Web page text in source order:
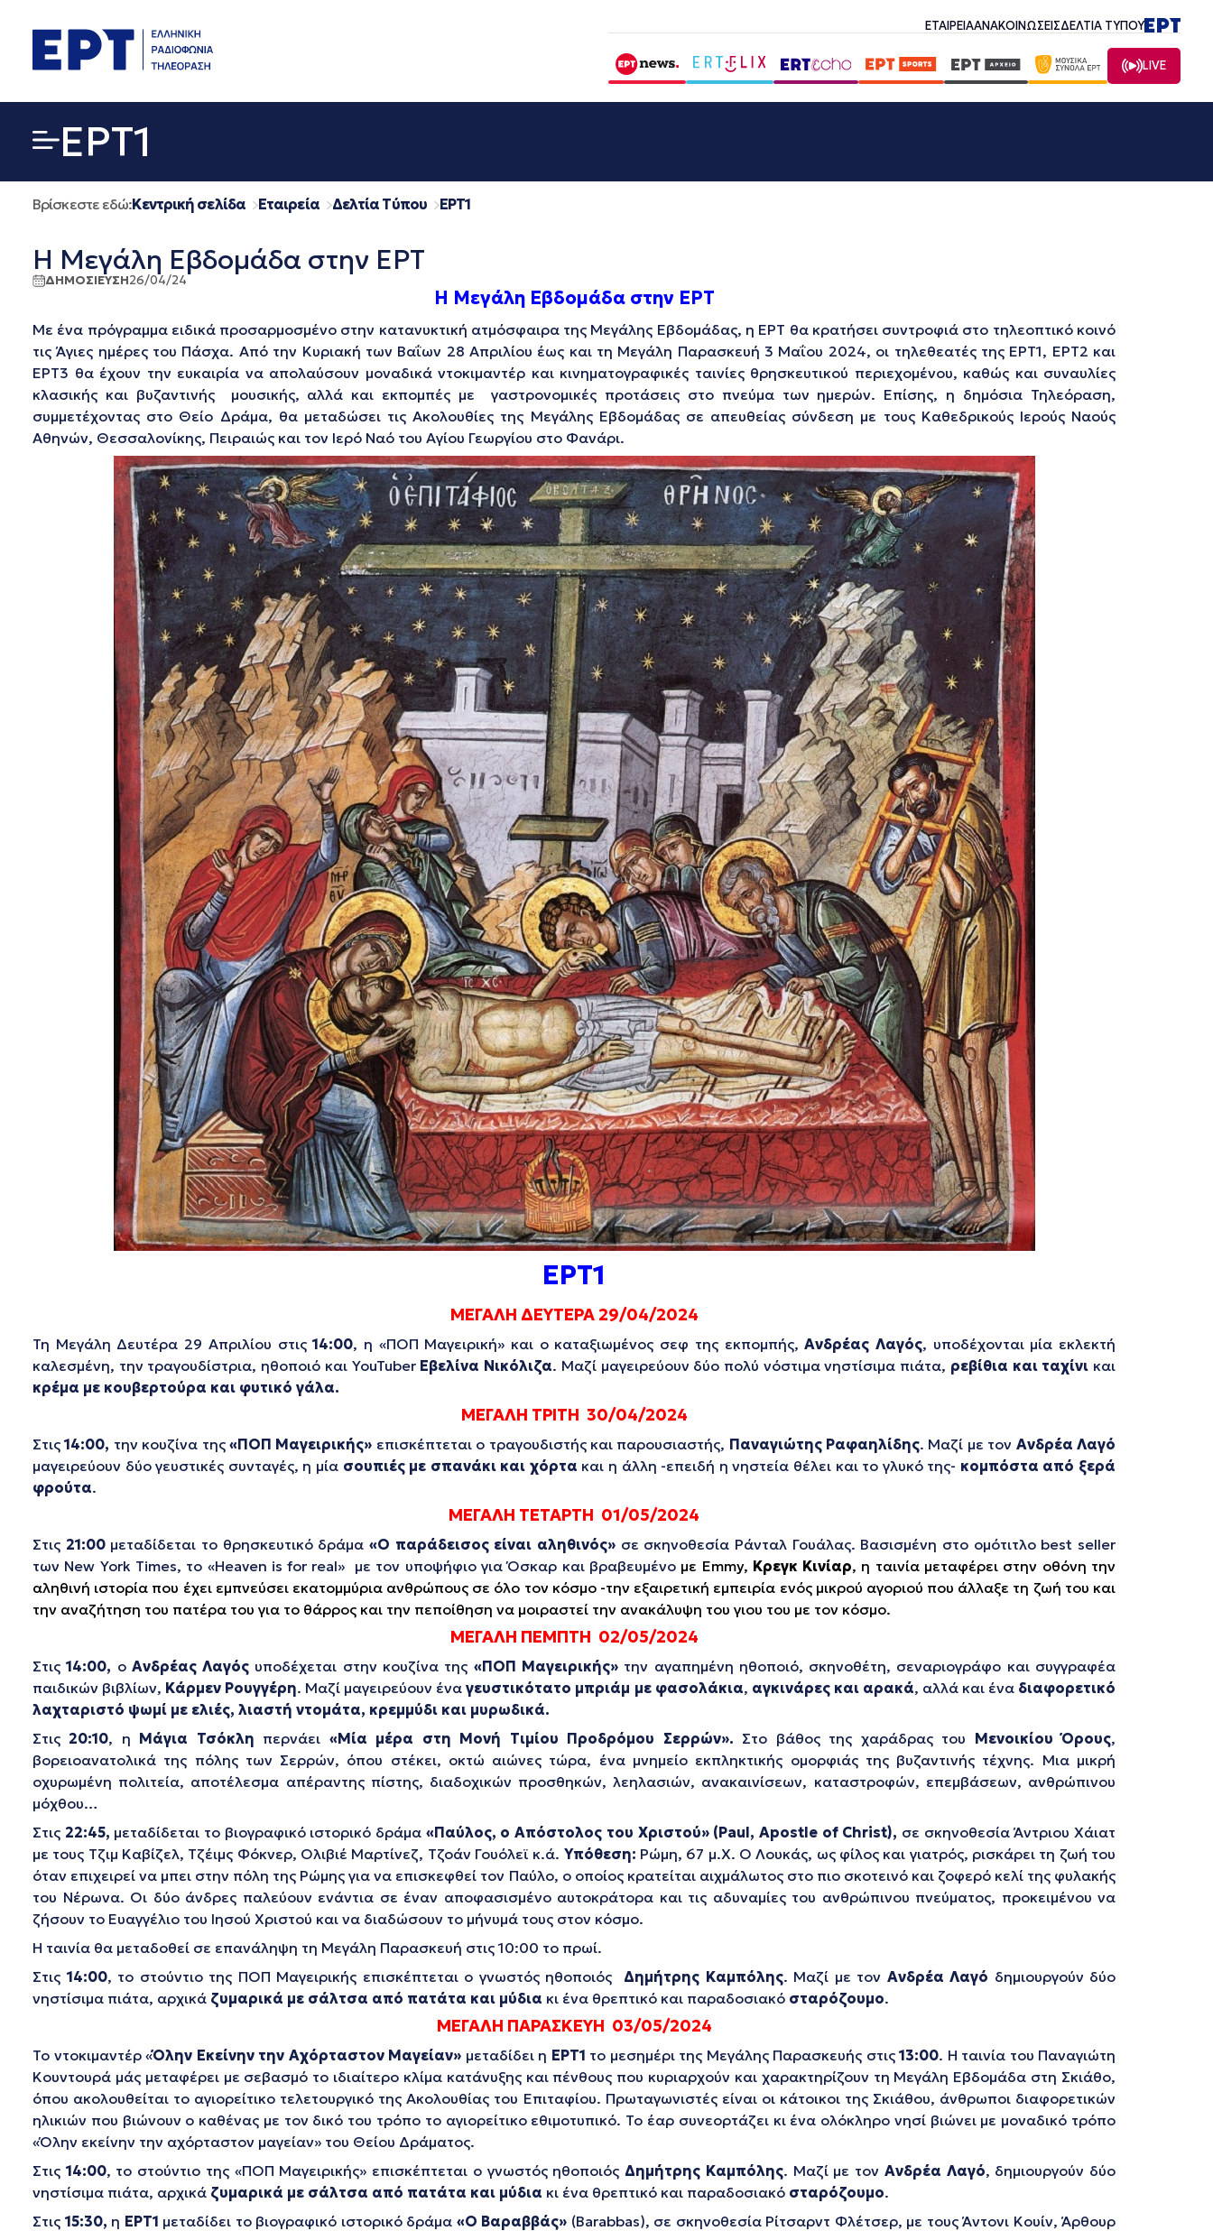
περιεχόμενο
ΕΤΑΙΡΕΙΑΑΝΑΚΟΙΝΩΣΕΙΣΔΕΛΤΙΑ ΤΥΠΟΥ
LIVE
EΡΤ1
Βρίσκεστε εδώ:Κεντρική σελίδα Εταιρεία Δελτία Τύπου EΡΤ1
Η Μεγάλη Εβδομάδα στην ΕΡΤ
ΔΗΜΟΣΙΕΥΣΗ26/04/24
Η Μεγάλη Εβδομάδα στην ΕΡΤ
Με ένα πρόγραμμα ειδικά προσαρμοσμένο στην κατανυκτική ατμόσφαιρα της Μεγάλης Εβδομάδας, η ΕΡΤ θα κρατήσει συντροφιά στο τηλεοπτικό κοινό
τις Άγιες ημέρες του Πάσχα. Από την Κυριακή των Βαΐων 28 Απριλίου έως και τη Μεγάλη Παρασκευή 3 Μαΐου 2024, οι τηλεθεατές της ΕΡΤ1, ΕΡΤ2 και
ΕΡΤ3 θα έχουν την ευκαιρία να απολαύσουν μοναδικά ντοκιμαντέρ και κινηματογραφικές ταινίες θρησκευτικού περιεχομένου, καθώς και συναυλίες
κλασικής και βυζαντινής μουσικής, αλλά και εκπομπές με γαστρονομικές προτάσεις στο πνεύμα των ημερών. Επίσης, η δημόσια Τηλεόραση,
συμμετέχοντας στο Θείο Δράμα, θα μεταδώσει τις Ακολουθίες της Μεγάλης Εβδομάδας σε απευθείας σύνδεση με τους Καθεδρικούς Ιερούς Ναούς
Αθηνών, Θεσσαλονίκης, Πειραιώς και τον Ιερό Ναό του Αγίου Γεωργίου στο Φανάρι.
ΕΡΤ1
ΜΕΓΑΛΗ ΔΕΥΤΕΡΑ 29/04/2024
Τη Μεγάλη Δευτέρα 29 Απριλίου στις14:00, η «ΠΟΠ Μαγειρική» και ο καταξιωμένος σεφ της εκπομπής,Ανδρέας Λαγός, υποδέχονται μία εκλεκτή
καλεσμένη, την τραγουδίστρια, ηθοποιό και YouTuber Εβελίνα Νικόλιζα. Μαζί μαγειρεύουν δύο πολύ νόστιμα νηστίσιμα πιάτα, ρεβίθια και ταχίνι και
κρέμα με κουβερτούρα και φυτικό γάλα.
ΜΕΓΑΛΗ ΤΡΙΤΗ 30/04/2024
Στις 14:00, την κουζίνα της «ΠΟΠ Μαγειρικής» επισκέπτεται ο τραγουδιστής και παρουσιαστής, Παναγιώτης Ραφαηλίδης. Μαζί με τον Ανδρέα Λαγό
μαγειρεύουν δύο γευστικές συνταγές, η μία σουπιές με σπανάκι και χόρτα και η άλλη -επειδή η νηστεία θέλει και το γλυκό της- κομπόστα από ξερά
φρούτα.
ΜΕΓΑΛΗ ΤΕΤΑΡΤΗ 01/05/2024
Στις 21:00μεταδίδεται το θρησκευτικό δράμα«Ο παράδεισος είναι αληθινός» σε σκηνοθεσία Ράνταλ Γουάλας. Βασισμένη στο ομότιτλο best seller
των New York Times, το «Heaven is for real» με τον υποψήφιο για Όσκαρ και βραβευμένο με Emmy, Κρεγκ Κινίαρ, η ταινία μεταφέρει στην οθόνη την
αληθινή ιστορία που έχει εμπνεύσει εκατομμύρια ανθρώπους σε όλο τον κόσμο -την εξαιρετική εμπειρία ενός μικρού αγοριού που άλλαξε τη ζωή του και
την αναζήτηση του πατέρα του για το θάρρος και την πεποίθηση να μοιραστεί την ανακάλυψη του γιου του με τον κόσμο.
ΜΕΓΑΛΗ ΠΕΜΠΤΗ 02/05/2024
Στις 14:00, ο Ανδρέας Λαγός υποδέχεται στην κουζίνα της «ΠΟΠ Μαγειρικής»την αγαπημένη ηθοποιό, σκηνοθέτη, σεναριογράφο και συγγραφέα
παιδικών βιβλίων, Κάρμεν Ρουγγέρη. Μαζί μαγειρεύουν έναγευστικότατο μπριάμ με φασολάκια, αγκινάρες και αρακά, αλλά και ένα διαφορετικό
λαχταριστό ψωμί με ελιές, λιαστή ντομάτα, κρεμμύδι και μυρωδικά.
Στις 20:10, η Μάγια Τσόκλη περνάει «Μία μέρα στη Μονή Τιμίου Προδρόμου Σερρών». Στο βάθος της χαράδρας του Μενοικίου Όρους,
βορειοανατολικά της πόλης των Σερρών, όπου στέκει, οκτώ αιώνες τώρα, ένα μνημείο εκπληκτικής ομορφιάς της βυζαντινής τέχνης. Μια μικρή
οχυρωμένη πολιτεία, αποτέλεσμα απέραντης πίστης, διαδοχικών προσθηκών, λεηλασιών, ανακαινίσεων, καταστροφών, επεμβάσεων, ανθρώπινου
μόχθου…
Στις 22:45, μεταδίδεται το βιογραφικό ιστορικό δράμα «Παύλος, ο Απόστολος του Χριστού»(Paul, Apostle of Christ), σε σκηνοθεσία Άντριου Χάιατ
με τους Τζιμ Καβίζελ, Τζέιμς Φόκνερ, Ολιβιέ Μαρτίνεζ, Τζοάν Γουόλεϊ κ.ά. Υπόθεση: Ρώμη, 67 μ.Χ. Ο Λουκάς, ως φίλος και γιατρός, ρισκάρει τη ζωή του
όταν επιχειρεί να μπει στην πόλη της Ρώμης για να επισκεφθεί τον Παύλο, ο οποίος κρατείται αιχμάλωτος στο πιο σκοτεινό και ζοφερό κελί της φυλακής
του Νέρωνα. Οι δύο άνδρες παλεύουν ενάντια σε έναν αποφασισμένο αυτοκράτορα και τις αδυναμίες του ανθρώπινου πνεύματος, προκειμένου να
ζήσουν το Ευαγγέλιο του Ιησού Χριστού και να διαδώσουν το μήνυμά τους στον κόσμο.
Η ταινία θα μεταδοθεί σε επανάληψη τη Μεγάλη Παρασκευή στις 10:00 το πρωί.
Στις 14:00, το στούντιο της ΠΟΠ Μαγειρικής επισκέπτεται ο γνωστός ηθοποιός Δημήτρης Καμπόλης. Μαζί με τον Ανδρέα Λαγό δημιουργούν δύο
νηστίσιμα πιάτα, αρχικά ζυμαρικά με σάλτσα από πατάτα και μύδια κι ένα θρεπτικό και παραδοσιακό σταρόζουμο.
ΜΕΓΑΛΗ ΠΑΡΑΣΚΕΥΗ 03/05/2024
Το ντοκιμαντέρ «Όλην Εκείνην την Aχόρταστον Mαγείαν» μεταδίδει η ΕΡΤ1 το μεσημέρι της Μεγάλης Παρασκευής στις13:00. Η ταινία του Παναγιώτη
Κουντουρά μάς μεταφέρει με σεβασμό το ιδιαίτερο κλίμα κατάνυξης και πένθους που κυριαρχούν και χαρακτηρίζουν τη Μεγάλη Εβδομάδα στη Σκιάθο,
όπου ακολουθείται το αγιορείτικο τελετουργικό της Ακολουθίας του Επιταφίου. Πρωταγωνιστές είναι οι κάτοικοι της Σκιάθου, άνθρωποι διαφορετικών
ηλικιών που βιώνουν ο καθένας με τον δικό του τρόπο το αγιορείτικο εθιμοτυπικό. Το έαρ συνεορτάζει κι ένα ολόκληρο νησί βιώνει με μοναδικό τρόπο
«Όλην εκείνην την αχόρταστον μαγείαν» του Θείου Δράματος.
Στις 14:00, το στούντιο της «ΠΟΠ Μαγειρικής» επισκέπτεται ο γνωστός ηθοποιός Δημήτρης Καμπόλης. Μαζί με τον Ανδρέα Λαγό, δημιουργούν δύο
νηστίσιμα πιάτα, αρχικά ζυμαρικά με σάλτσα από πατάτα και μύδια κι ένα θρεπτικό και παραδοσιακό σταρόζουμο.
Στις 15:30, η ΕΡΤ1 μεταδίδει το βιογραφικό ιστορικό δράμα «Ο Βαραββάς» (Barabbas), σε σκηνοθεσία Ρίτσαρντ Φλέτσερ, με τους Άντονι Κουίν, Άρθουρ